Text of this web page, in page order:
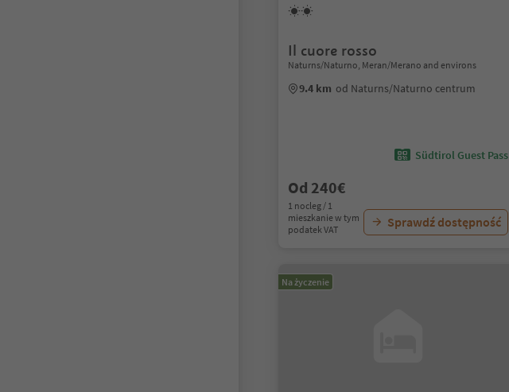
Il cuore rosso
Naturns/Naturno, Meran/Merano and environs
9.4 km od Naturns/Naturno centrum
Südtirol Guest Pass
Od 240€
1 nocleg / 1
mieszkanie w tym
podatek VAT
Sprawdź dostępność
Na życzenie